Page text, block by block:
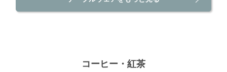
コーヒー・紅茶